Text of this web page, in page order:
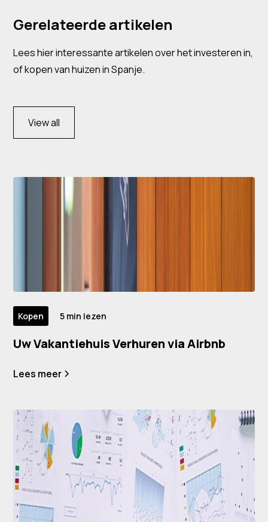
Gerelateerde artikelen
Lees hier interessante artikelen over het investeren in,
of kopen van huizen in Spanje.
View all
Kopen 5 min lezen
Uw Vakantiehuis Verhuren via Airbnb
Lees meer